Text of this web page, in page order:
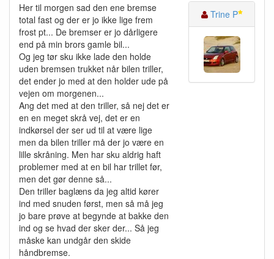
Her til morgen sad den ene bremse
total fast og der er jo ikke lige frem
frost pt... De bremser er jo dårligere
end på min brors gamle bil...
Og jeg tør sku ikke lade den holde
uden bremsen trukket når bilen triller,
det ender jo med at den holder ude på
vejen om morgenen...
Ang det med at den triller, så nej det er
en en meget skrå vej, det er en
indkørsel der ser ud til at være lige
men da bilen triller må der jo være en
lille skråning. Men har sku aldrig haft
problemer med at en bil har trillet før,
men det gør denne så...
Den triller baglæns da jeg altid kører
ind med snuden først, men så må jeg
jo bare prøve at begynde at bakke den
ind og se hvad der sker der... Så jeg
måske kan undgår den skide
håndbremse.
Trine P